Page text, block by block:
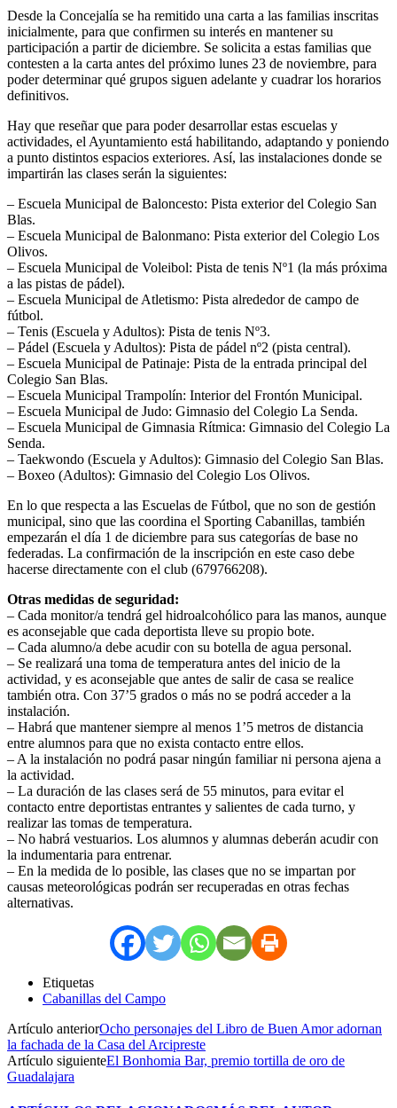
Desde la Concejalía se ha remitido una carta a las familias inscritas
inicialmente, para que confirmen su interés en mantener su
participación a partir de diciembre. Se solicita a estas familias que
contesten a la carta antes del próximo lunes 23 de noviembre, para
poder determinar qué grupos siguen adelante y cuadrar los horarios
definitivos.
Hay que reseñar que para poder desarrollar estas escuelas y
actividades, el Ayuntamiento está habilitando, adaptando y poniendo
a punto distintos espacios exteriores. Así, las instalaciones donde se
impartirán las clases serán la siguientes:
– Escuela Municipal de Baloncesto: Pista exterior del Colegio San
Blas.
– Escuela Municipal de Balonmano: Pista exterior del Colegio Los
Olivos.
– Escuela Municipal de Voleibol: Pista de tenis Nº1 (la más próxima
a las pistas de pádel).
– Escuela Municipal de Atletismo: Pista alrededor de campo de
fútbol.
– Tenis (Escuela y Adultos): Pista de tenis Nº3.
– Pádel (Escuela y Adultos): Pista de pádel nº2 (pista central).
– Escuela Municipal de Patinaje: Pista de la entrada principal del
Colegio San Blas.
– Escuela Municipal Trampolín: Interior del Frontón Municipal.
– Escuela Municipal de Judo: Gimnasio del Colegio La Senda.
– Escuela Municipal de Gimnasia Rítmica: Gimnasio del Colegio La
Senda.
– Taekwondo (Escuela y Adultos): Gimnasio del Colegio San Blas.
– Boxeo (Adultos): Gimnasio del Colegio Los Olivos.
En lo que respecta a las Escuelas de Fútbol, que no son de gestión
municipal, sino que las coordina el Sporting Cabanillas, también
empezarán el día 1 de diciembre para sus categorías de base no
federadas. La confirmación de la inscripción en este caso debe
hacerse directamente con el club (679766208).
Otras medidas de seguridad:
– Cada monitor/a tendrá gel hidroalcohólico para las manos, aunque
es aconsejable que cada deportista lleve su propio bote.
– Cada alumno/a debe acudir con su botella de agua personal.
– Se realizará una toma de temperatura antes del inicio de la
actividad, y es aconsejable que antes de salir de casa se realice
también otra. Con 37’5 grados o más no se podrá acceder a la
instalación.
– Habrá que mantener siempre al menos 1’5 metros de distancia
entre alumnos para que no exista contacto entre ellos.
– A la instalación no podrá pasar ningún familiar ni persona ajena a
la actividad.
– La duración de las clases será de 55 minutos, para evitar el
contacto entre deportistas entrantes y salientes de cada turno, y
realizar las tomas de temperatura.
– No habrá vestuarios. Los alumnos y alumnas deberán acudir con
la indumentaria para entrenar.
– En la medida de lo posible, las clases que no se impartan por
causas meteorológicas podrán ser recuperadas en otras fechas
alternativas.
Etiquetas
Cabanillas del Campo
Artículo anteriorOcho personajes del Libro de Buen Amor adornan
la fachada de la Casa del Arcipreste
Artículo siguienteEl Bonhomia Bar, premio tortilla de oro de
Guadalajara